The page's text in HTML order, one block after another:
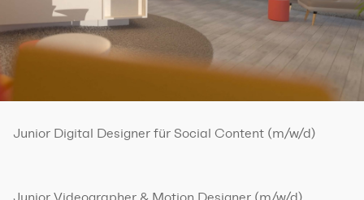
Junior Digital Designer für Social Content (m/w/d)